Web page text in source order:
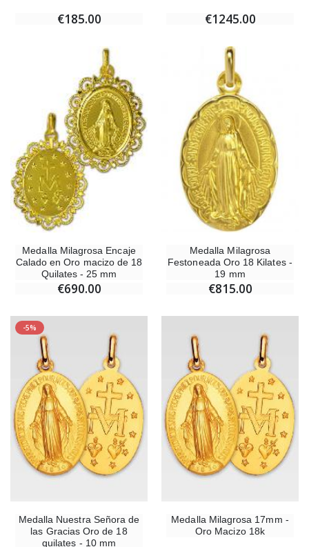
€185.00 €1245.00
Medalla Milagrosa Encaje
Calado en Oro macizo de 18
Quilates - 25 mm
€690.00
Medalla Milagrosa
Festoneada Oro 18 Kilates -
19 mm
€815.00
-5%
Medalla Nuestra Señora de
las Gracias Oro de 18
quilates - 10 mm
Medalla Milagrosa 17mm -
Oro Macizo 18k